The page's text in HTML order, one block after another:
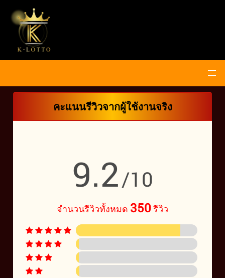
คะแนนรีวิวจากผู้ใช้งานจริง
9.2/10
จำนวนรีวิวทั้งหมด 350รีวิว